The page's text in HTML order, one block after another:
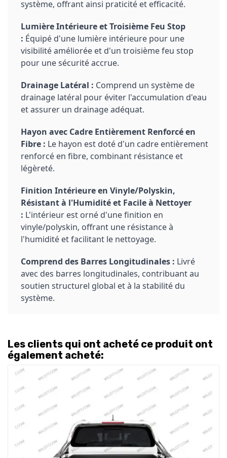
système, offrant ainsi praticité et efficacité.
Lumière Intérieure et Troisième Feu Stop
: Équipé d'une lumière intérieure pour une
visibilité améliorée et d'un troisième feu stop
pour une sécurité accrue.
Drainage Latéral : Comprend un système de
drainage latéral pour éviter l'accumulation d'eau
et assurer un drainage adéquat.
Hayon avec Cadre Entièrement Renforcé en
Fibre : Le hayon est doté d'un cadre entièrement
renforcé en fibre, combinant résistance et
légèreté.
Finition Intérieure en Vinyle/Polyskin,
Résistant à l'Humidité et Facile à Nettoyer
: L'intérieur est orné d'une finition en
vinyle/polyskin, offrant une résistance à
l'humidité et facilitant le nettoyage.
Comprend des Barres Longitudinales : Livré
avec des barres longitudinales, contribuant au
soutien structurel global et à la stabilité du
système.
Les clients qui ont acheté ce produit ont
également acheté: